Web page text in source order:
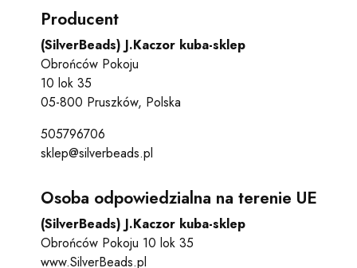
Producent
(SilverBeads) J.Kaczor kuba-sklep
Obrońców Pokoju
10 lok 35
05-800 Pruszków, Polska
505796706
sklep@silverbeads.pl
Osoba odpowiedzialna na terenie UE
(SilverBeads) J.Kaczor kuba-sklep
Obrońców Pokoju 10 lok 35
www.SilverBeads.pl